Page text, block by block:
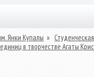
Янки Купалы »
в творчестве Агаты